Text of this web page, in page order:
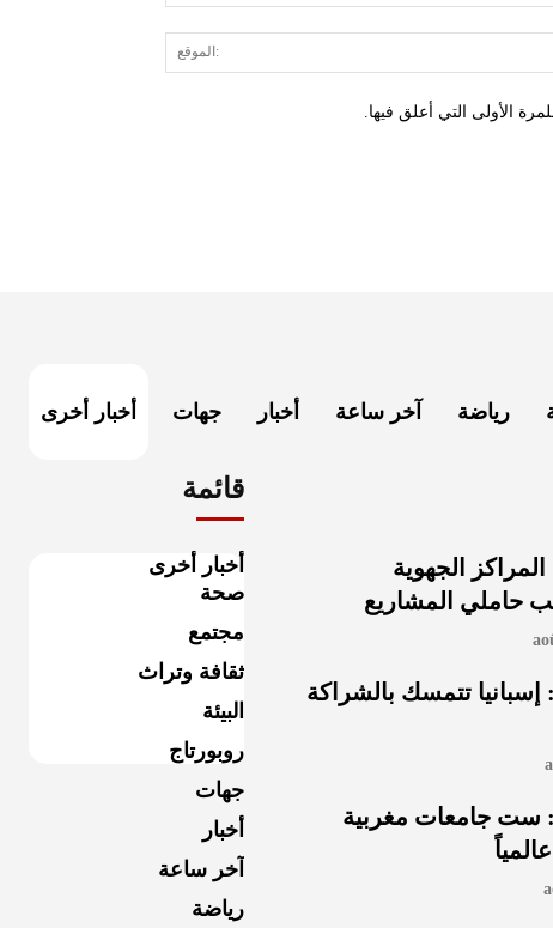
الأولى التي أعلق فيها.
أخبار أخرى جهات أخبار آخر ساعة رياضة
قائمة
أخبار أخرى
صحة
مجتمع
ثقافة وتراث
البيئة
روبورتاج
جهات
أخبار
آخر ساعة
رياضة
المراكز الجهوية
حاملي المشاريع
مونديال 2030: إسبانيا تتمسك بالشراكة
ست جامعات مغربية